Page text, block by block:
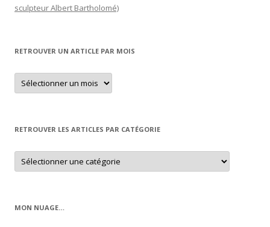
sculpteur Albert Bartholomé)
RETROUVER UN ARTICLE PAR MOIS
Retrouver
un
article
RETROUVER LES ARTICLES PAR CATÉGORIE
Retrouver
les
articles
MON NUAGE…